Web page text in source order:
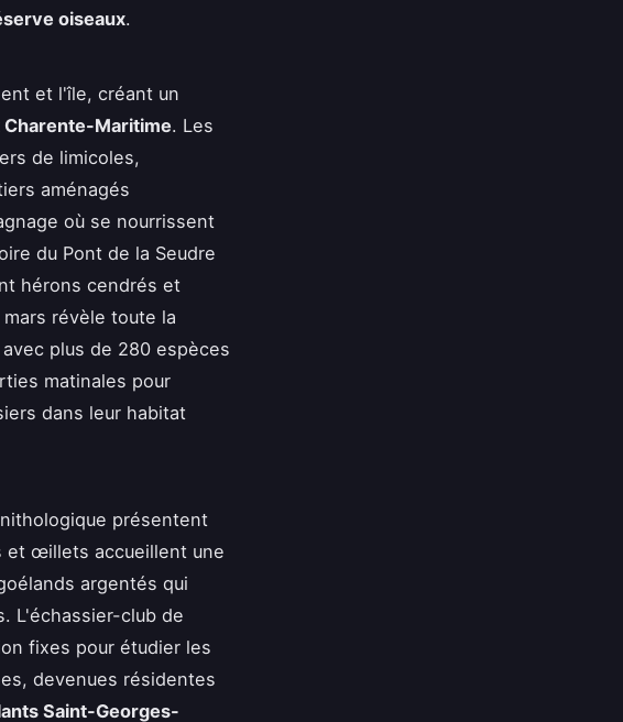
oiseaux.
et l'île, créant un
Maritime. Les
de limicoles,
aménagés
où se nourrissent
du Pont de la Seudre
hérons cendrés et
révèle toute la
avec plus de 280 espèces
matinales pour
dans leur habitat
présentent
et œillets accueillent une
argentés qui
L'échassier-club de
fixes pour étudier les
devenues résidentes
Saint-Georges-